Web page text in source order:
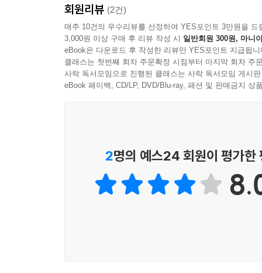
회원리뷰 (2건)
매주 10건의 우수리뷰를 선정하여 YES포인트 3만원을 드
3,000원 이상 구매 후 리뷰 작성 시 일반회원 300원, 마니
eBook은 다운로드 후 작성한 리뷰만 YES포인트 지급됩니
클래스는 첫번째 회차 주문확정 시점부터 마지막 회차 주
사락 독서모임으로 진행된 클래스는 사락 독서모임 게시
eBook 페이백, CD/LP, DVD/Blu-ray, 패션 및 판매금지 상
2명의 예스24 회원이 평가한